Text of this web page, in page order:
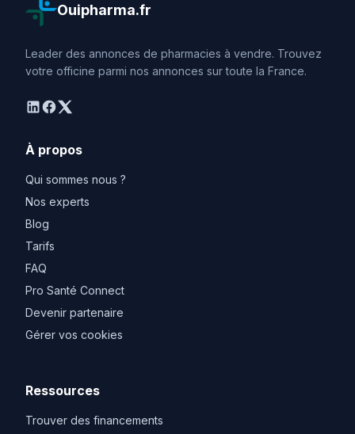
Ouipharma.fr
Leader des annonces de pharmacies à vendre. Trouvez
votre officine parmi nos annonces sur toute la France.
linkedin
facebook
twitter
À propos
Qui sommes nous ?
Nos experts
Blog
Tarifs
FAQ
Pro Santé Connect
Devenir partenaire
Gérer vos cookies
Ressources
Trouver des financements